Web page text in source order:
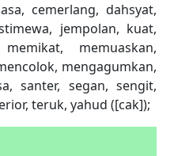
cemerlang, dahsyat,
jempolan, kuat,
memuaskan,
mengagumkan,
santer, segan, sengit,
teruk, yahud ([cak]);